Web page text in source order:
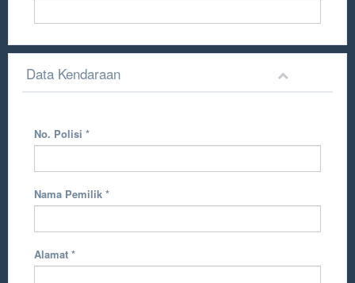
Data Kendaraan
No. Polisi *
Nama Pemilik *
Alamat *